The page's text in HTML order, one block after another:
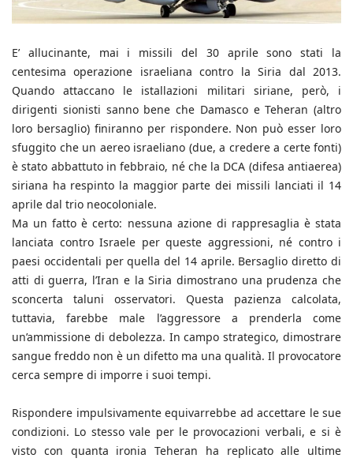
E’ allucinante, mai i missili del 30 aprile sono stati la
centesima operazione israeliana contro la Siria dal 2013.
Quando attaccano le istallazioni militari siriane, però, i
dirigenti sionisti sanno bene che Damasco e Teheran (altro
loro bersaglio) finiranno per rispondere. Non può esser loro
sfuggito che un aereo israeliano (due, a credere a certe fonti)
è stato abbattuto in febbraio, né che la DCA (difesa antiaerea)
siriana ha respinto la maggior parte dei missili lanciati il 14
aprile dal trio neocoloniale.
Ma un fatto è certo: nessuna azione di rappresaglia è stata
lanciata contro Israele per queste aggressioni, né contro i
paesi occidentali per quella del 14 aprile. Bersaglio diretto di
atti di guerra, l’Iran e la Siria dimostrano una prudenza che
sconcerta taluni osservatori. Questa pazienza calcolata,
tuttavia, farebbe male l’aggressore a prenderla come
un’ammissione di debolezza. In campo strategico, dimostrare
sangue freddo non è un difetto ma una qualità. Il provocatore
cerca sempre di imporre i suoi tempi.
Rispondere impulsivamente equivarrebbe ad accettare le sue
condizioni. Lo stesso vale per le provocazioni verbali, e si è
visto con quanta ironia Teheran ha replicato alle ultime